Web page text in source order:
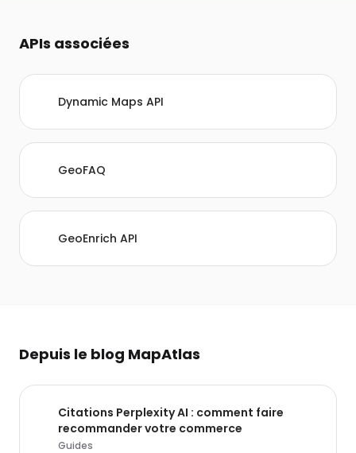
APIs associées
Dynamic Maps API
GeoFAQ
GeoEnrich API
Depuis le blog MapAtlas
Citations Perplexity AI : comment faire
recommander votre commerce
Guides